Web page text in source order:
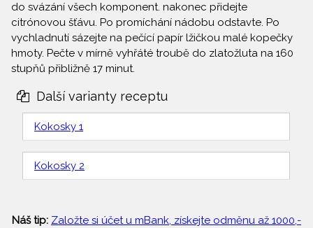
do svázání všech komponent. nakonec přidejte
citrónovou šťávu. Po promíchání nádobu odstavte. Po
vychladnutí sázejte na pečící papír lžičkou malé kopečky
hmoty. Pečte v mírně vyhřáté troubě do zlatožluta na 160
stupňů přibližně 17 minut.
Další varianty receptu
Kokosky 1
Kokosky 2
Náš tip: Založte si účet u mBank, získejte odměnu až 1000,-